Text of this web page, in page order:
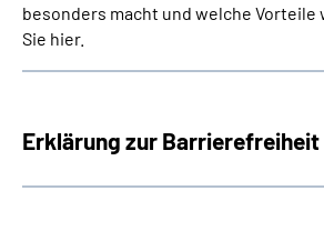
besonders macht und welche
Sie hier.
Erklärung zur Barrierefreiheit